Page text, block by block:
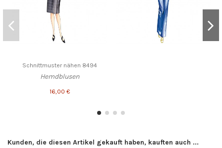
Schnittmuster nähen 8494
Hemdblusen
16,00 €
Kunden, die diesen Artikel gekauft haben, kauften auch ...